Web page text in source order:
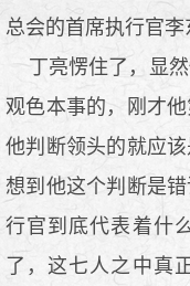
总会的首席执行官李
丁亮愣住了，显然
观色本事的，刚才
他判断领头的就应
想到他这个判断是
行官到底代表着什
了，这七人之中真